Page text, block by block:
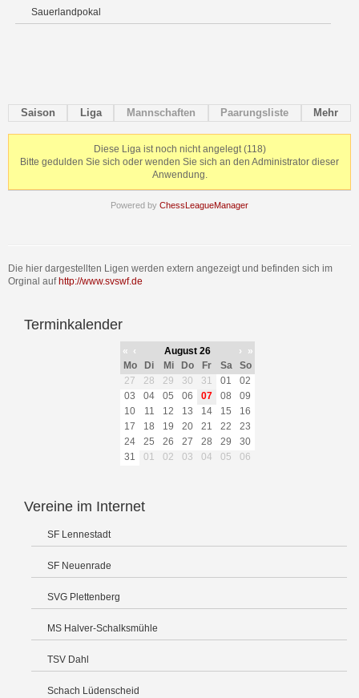
Sauerlandpokal
Saison Liga Mannschaften Paarungsliste Mehr
Diese Liga ist noch nicht angelegt (118)
Bitte gedulden Sie sich oder wenden Sie sich an den Administrator dieser
Anwendung.
Powered by ChessLeagueManager
Die hier dargestellten Ligen werden extern angezeigt und befinden sich im
Orginal auf http://www.svswf.de
Terminkalender
« ‹ August 26 ›
»
Mo
Di Mi Do Fr Sa
So
27
28 29 30 31 01
02
03
04 05 06 07 08
09
10
11 12 13 14 15
16
17
18 19 20 21 22
23
24
25 26 27 28 29
30
31
01 02 03 04 05 06
Vereine im Internet
SF Lennestadt
SF Neuenrade
SVG Plettenberg
MS Halver-Schalksmühle
TSV Dahl
Schach Lüdenscheid